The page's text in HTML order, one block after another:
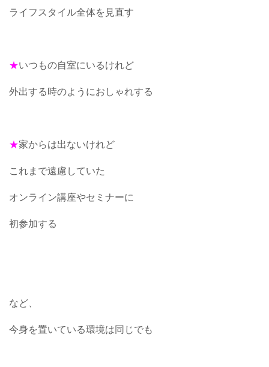
ライフスタイル全体を見直す
★いつもの自室にいるけれど
外出する時のようにおしゃれする
★家からは出ないけれど
これまで遠慮していた
オンライン講座やセミナーに
初参加する
など、
今身を置いている環境は同じでも